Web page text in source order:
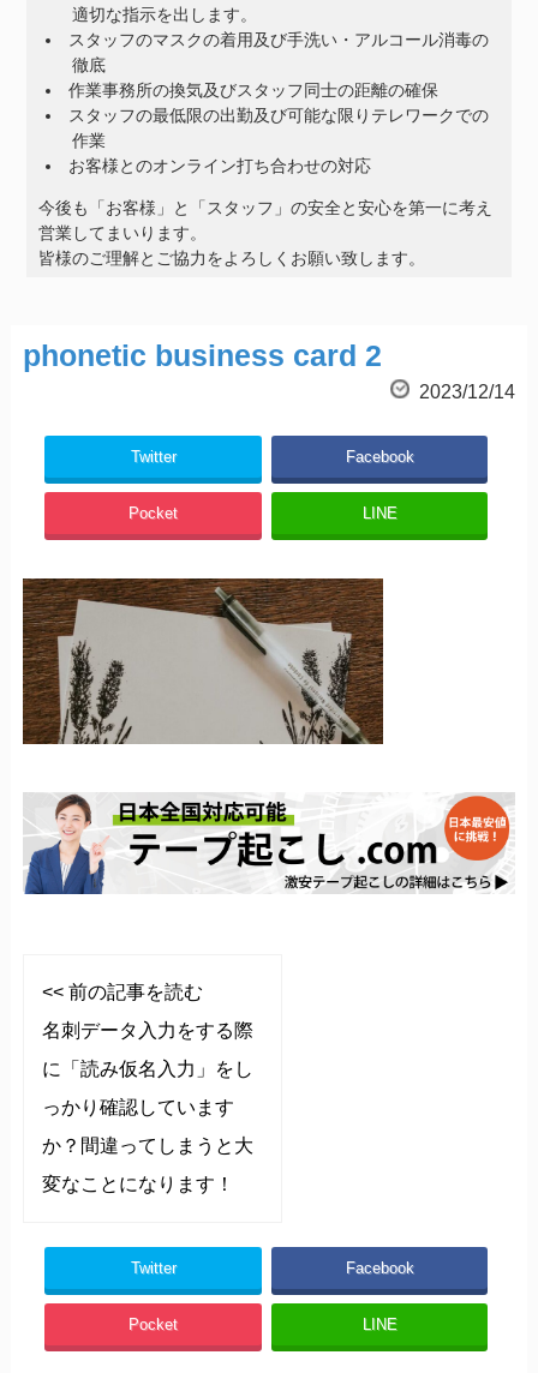
適切な指示を出します。
スタッフのマスクの着用及び手洗い・アルコール消毒の
徹底
作業事務所の換気及びスタッフ同士の距離の確保
スタッフの最低限の出勤及び可能な限りテレワークでの
作業
お客様とのオンライン打ち合わせの対応
今後も「お客様」と「スタッフ」の安全と安心を第一に考え
営業してまいります。
皆様のご理解とご協力をよろしくお願い致します。
phonetic business card 2
2023/12/14
Twitter Facebook
Pocket LINE
<< 前の記事を読む
名刺データ入力をする際
に「読み仮名入力」をし
っかり確認しています
か？間違ってしまうと大
変なことになります！
Twitter Facebook
Pocket LINE